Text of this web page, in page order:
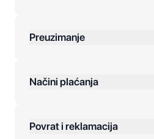
Preuzimanje
Načini plaćanja
Povrat i reklamacija